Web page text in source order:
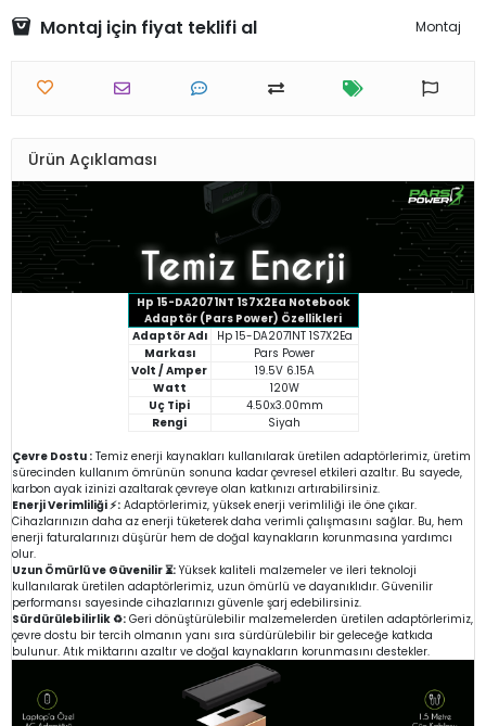
Montaj için fiyat teklifi al Montaj
Ürün Açıklaması
Hp 15-DA2071NT 1S7X2Ea Notebook
Adaptör (Pars Power) Özellikleri
Adaptör Adı
Hp 15-DA2071NT 1S7X2Ea
Markası
Pars Power
Volt / Amper
19.5V 6.15A
Watt
120W
Uç Tipi
4.50x3.00mm
Rengi
Siyah
Çevre Dostu : Temiz enerji kaynakları kullanılarak üretilen adaptörlerimiz, üretim
sürecinden kullanım ömrünün sonuna kadar çevresel etkileri azaltır. Bu sayede,
karbon ayak izinizi azaltarak çevreye olan katkınızı artırabilirsiniz.
Enerji Verimliliği ⚡: Adaptörlerimiz, yüksek enerji verimliliği ile öne çıkar.
Cihazlarınızın daha az enerji tüketerek daha verimli çalışmasını sağlar. Bu, hem
enerji faturalarınızı düşürür hem de doğal kaynakların korunmasına yardımcı
olur.
Uzun Ömürlü ve Güvenilir ⏳: Yüksek kaliteli malzemeler ve ileri teknoloji
kullanılarak üretilen adaptörlerimiz, uzun ömürlü ve dayanıklıdır. Güvenilir
performansı sayesinde cihazlarınızı güvenle şarj edebilirsiniz.
Sürdürülebilirlik ♻️: Geri dönüştürülebilir malzemelerden üretilen adaptörlerimiz,
çevre dostu bir tercih olmanın yanı sıra sürdürülebilir bir geleceğe katkıda
bulunur. Atık miktarını azaltır ve doğal kaynakların korunmasını destekler.